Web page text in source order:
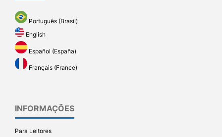
Português (Brasil)
English
Español (España)
Français (France)
INFORMAÇÕES
Para Leitores